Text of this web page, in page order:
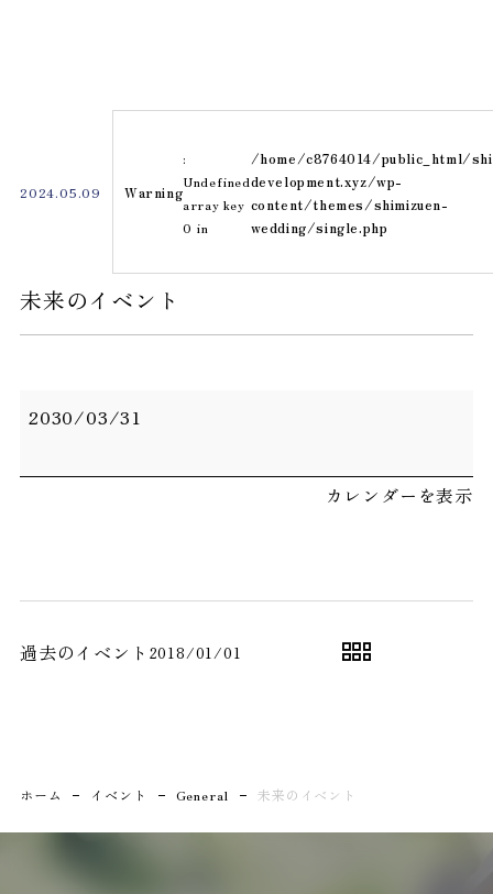
施設案内
よくある
質問
2024.05.09 Warning
:
Undefined
array key
0 in
/home/c8764014/public_html/
development.xyz/wp-
content/themes/shimizuen-
wedding/single.php
未来のイベント
未
の
2030/03/31
カレンダーを表示
過去のイベント 2018/01/01
ホーム イベント General 未来のイベント